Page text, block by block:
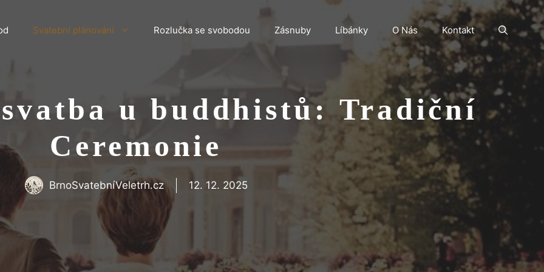
Svatební plánování Rozlučka se svobodou Zásnuby Líbánky O Nás Kontakt
u buddhistů: Tradiční
Ceremonie
BrnoSvatebníVeletrh.cz 12. 12. 2025